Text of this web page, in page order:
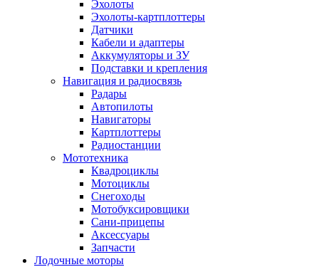
Эхолоты
Эхолоты-картплоттеры
Датчики
Кабели и адаптеры
Аккумуляторы и ЗУ
Подставки и крепления
Навигация и радиосвязь
Радары
Автопилоты
Навигаторы
Картплоттеры
Радиостанции
Мототехника
Квадроциклы
Мотоциклы
Снегоходы
Мотобуксировщики
Сани-прицепы
Аксессуары
Запчасти
Лодочные моторы